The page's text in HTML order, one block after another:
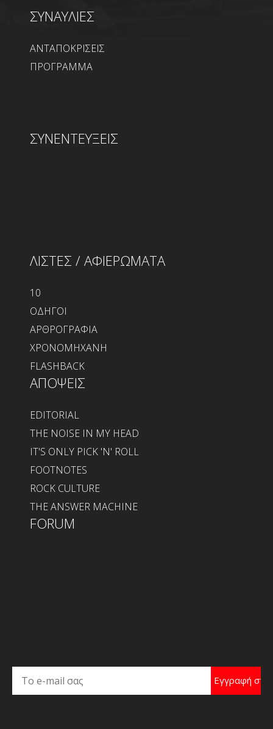
ΣΥΝΑΥΛΙΕΣ
ΑΝΤΑΠΟΚΡΙΣΕΙΣ
ΠΡΟΓΡΑΜΜΑ
ΣΥΝΕΝΤΕΥΞΕΙΣ
ΛΙΣΤΕΣ / ΑΦΙΕΡΩΜΑΤΑ
10
ΟΔΗΓΟΙ
ΑΡΘΡΟΓΡΑΦΙΑ
ΧΡΟΝΟΜΗΧΑΝΗ
FLASHBACK
ΑΠΟΨΕΙΣ
EDITORIAL
THE NOISE IN MY HEAD
IT'S ONLY PICK 'N' ROLL
FOOTNOTES
ROCK CULTURE
THE ANSWER MACHINE
FORUM